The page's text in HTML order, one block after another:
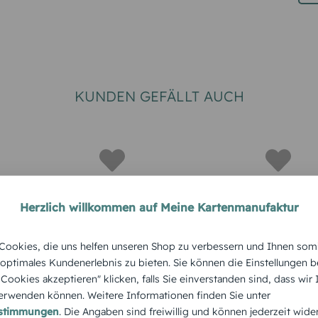
KUNDEN GEFÄLLT AUCH
KLASSIK
Leuchtturm
KLASSIK
Herzlich willkommen auf Meine Kartenmanufaktur
die uns helfen unseren Shop zu verbessern und Ihnen
Kundenerlebnis zu bieten. Sie können die Einstellungen
akzeptieren" klicken, falls Sie einverstanden sind, dass
können. Weitere Informationen finden Sie unter
. Die Angaben sind freiwillig und können jederzeit